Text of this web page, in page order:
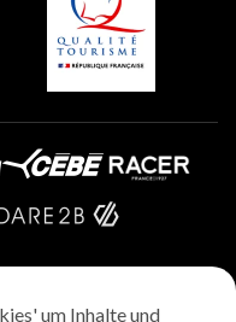
um Inhalte und